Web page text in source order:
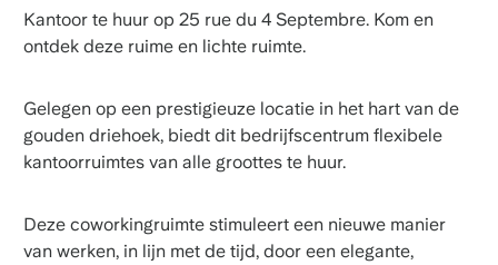
Kantoor te huur op 25 rue du 4 Septembre. Kom en
ontdek deze ruime en lichte ruimte.
Gelegen op een prestigieuze locatie in het hart van de
gouden driehoek, biedt dit bedrijfscentrum flexibele
kantoorruimtes van alle groottes te huur.
Deze coworkingruimte stimuleert een nieuwe manier
van werken, in lijn met de tijd, door een elegante,